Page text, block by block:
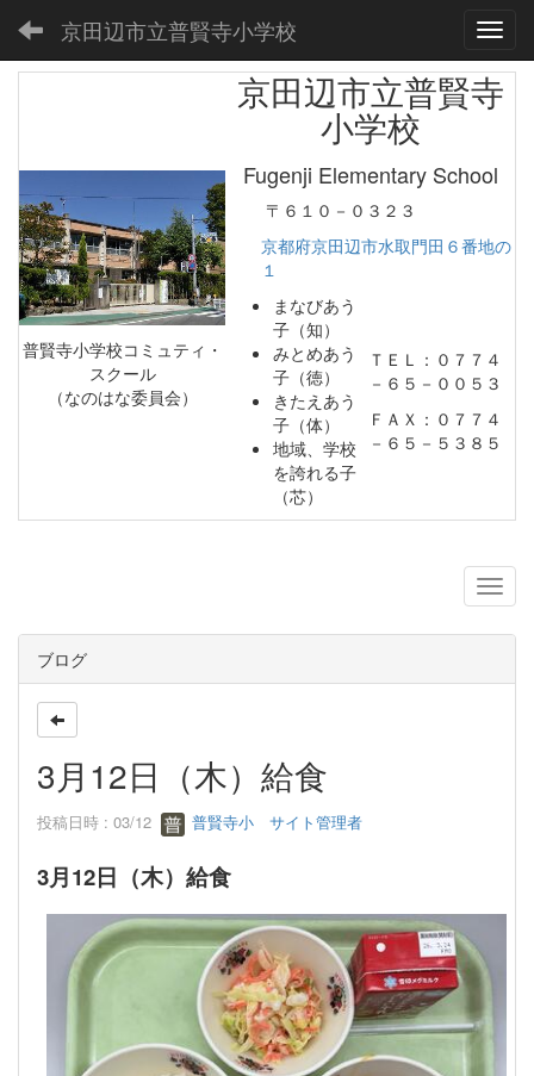
京田辺市立普賢寺小学校
普賢寺小学校コミュティ・
スクール
（なのはな委員会）
京田辺市立普賢寺
小学校
Fugenji Elementary School
〒６１０－０３２３
京都府京田辺市水取門田６番地の
１
まなびあう
子（知）
みとめあう
子（徳）
きたえあう
子（体）
地域、学校
を誇れる子
（芯）
ＴＥＬ：０７７４
－６５－００５３
ＦＡＸ：０７７４
－６５－５３８５
ブログ
3月12日（木）給食
投稿日時 : 03/12 普賢寺小 サイト管理者
3月12日（木）給食